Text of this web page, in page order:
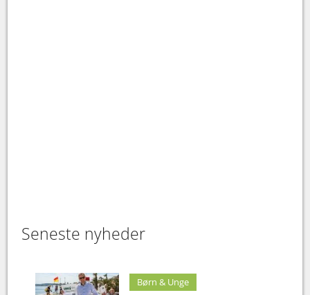
Seneste nyheder
Børn & Unge